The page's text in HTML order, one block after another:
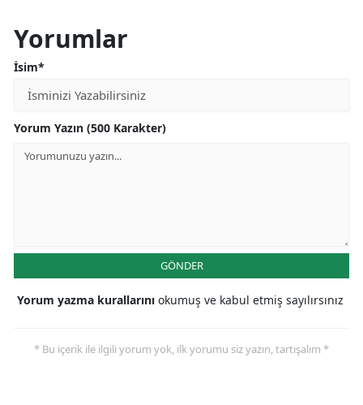
Yorumlar
İsim*
Yorum Yazın (500 Karakter)
GÖNDER
Yorum yazma kurallarını okumuş ve kabul etmiş sayılırsınız
* Bu içerik ile ilgili yorum yok, ilk yorumu siz yazın, tartışalım *